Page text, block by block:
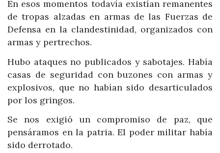
En esos momentos todavía existían remanentes
de tropas alzadas en armas de las Fuerzas de
Defensa en la clandestinidad, organizados con
armas y pertrechos.
Hubo ataques no publicados y sabotajes. Había
casas de seguridad con buzones con armas y
explosivos, que no habían sido desarticulados
por los gringos.
Se nos exigió un compromiso de paz, que
pensáramos en la patria. El poder militar había
sido derrotado.